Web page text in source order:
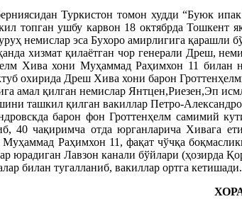
Туркистон томон худди “Буюк
топган ушбу карвон 18 октябрда Тошкент
немислар эса Бухоро амирлигига қарашли
хизмат қилаётган чор генерали Дреш,
Хива хони Муҳаммад Раҳимхон 11 билан
охирида Дреш Хива хони барон
амал қилган немислар Янтцен,Риезен,Эп
ташкил қилган вакиллар Петро-
барон фон Гроттенҳелм самимий
40 чақиримча отда юрганларича Хивага
Муҳаммад Раҳимхон 11, фақат чўчқа
юрадиган Лавзон канали бўйлари (ҳозирда
билан тугалланиб, вакиллар ортга кетишади.